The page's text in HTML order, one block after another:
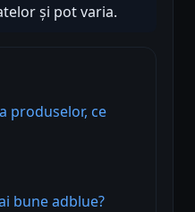
și pot varia.
produselor, ce
bune adblue?